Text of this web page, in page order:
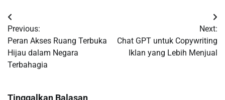
Navigasi
pos
Previous:
Peran Akses Ruang Terbuka
Hijau dalam Negara
Terbahagia
Next:
Chat GPT untuk Copywriting
Iklan yang Lebih Menjual
Tinggalkan Balasan